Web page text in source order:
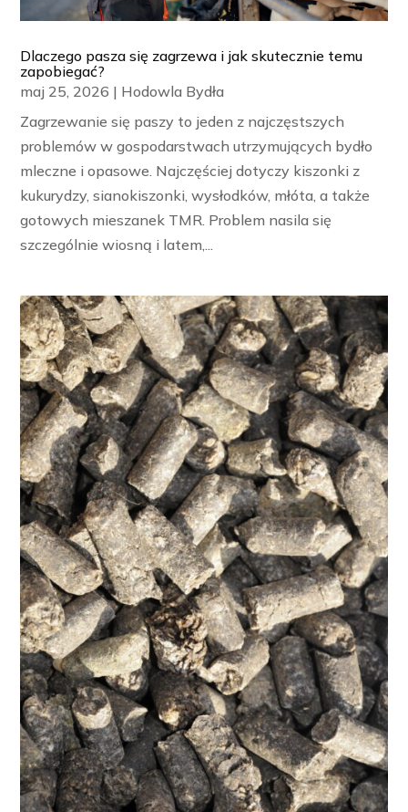
Dlaczego pasza się zagrzewa i jak skutecznie temu
zapobiegać?
maj 25, 2026 | Hodowla Bydła
Zagrzewanie się paszy to jeden z najczęstszych
problemów w gospodarstwach utrzymujących bydło
mleczne i opasowe. Najczęściej dotyczy kiszonki z
kukurydzy, sianokiszonki, wysłodków, młóta, a także
gotowych mieszanek TMR. Problem nasila się
szczególnie wiosną i latem,...